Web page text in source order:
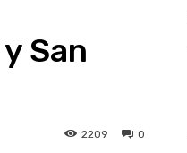
San
0
2209